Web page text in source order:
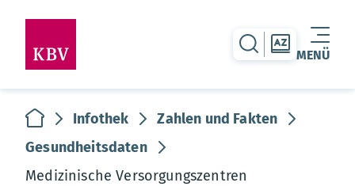
MENÜ
Warenkorb leer
zur Suche-Seite
zur
zur Startseite
Infothek
Zahlen und Fakten
Gesundheitsdaten
Medizinische Versorgungszentren